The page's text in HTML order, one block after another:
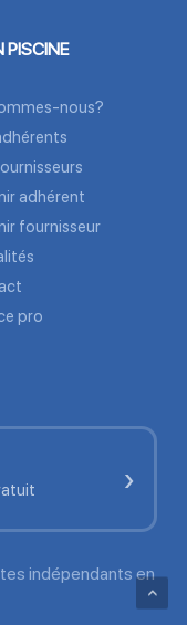
PISCINE
nous?
adhérent
fournisseur
pro
›
indépendants en